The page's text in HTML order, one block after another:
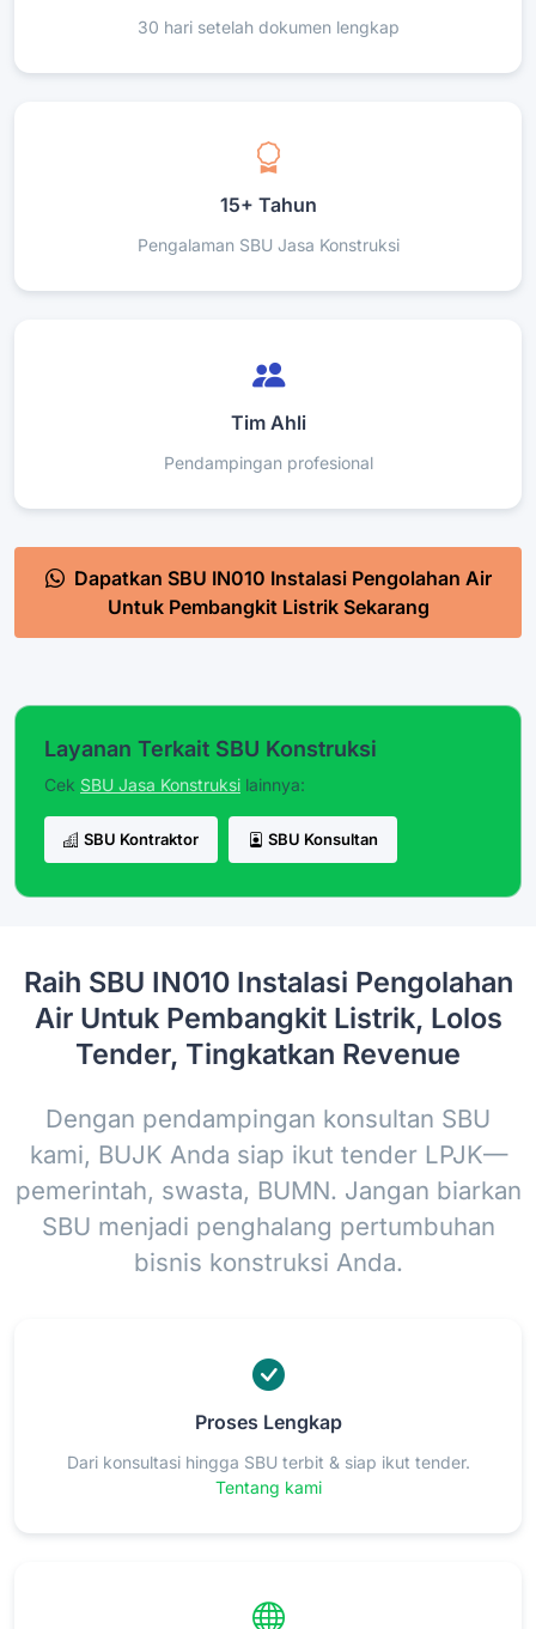
30 hari setelah dokumen lengkap
15+ Tahun
Pengalaman SBU Jasa Konstruksi
Tim Ahli
Pendampingan profesional
Dapatkan SBU IN010 Instalasi Pengolahan Air
Untuk Pembangkit Listrik Sekarang
Layanan Terkait SBU Konstruksi
Cek SBU Jasa Konstruksi lainnya:
SBU Kontraktor SBU Konsultan
Raih SBU IN010 Instalasi Pengolahan
Air Untuk Pembangkit Listrik, Lolos
Tender, Tingkatkan Revenue
Dengan pendampingan konsultan SBU
kami, BUJK Anda siap ikut tender LPJK—
pemerintah, swasta, BUMN. Jangan biarkan
SBU menjadi penghalang pertumbuhan
bisnis konstruksi Anda.
Proses Lengkap
Dari konsultasi hingga SBU terbit & siap ikut tender.
Tentang kami